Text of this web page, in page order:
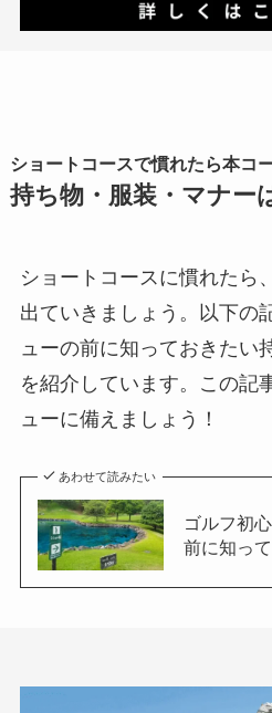
ショートコースで慣れたら本コ
持ち物・服装・マナー
ショートコースに慣れたら
出ていきましょう。以下の
ューの前に知っておきたい
を紹介しています。この記
ューに備えましょう！
あわせて読みたい
ゴルフ初
前に知っ